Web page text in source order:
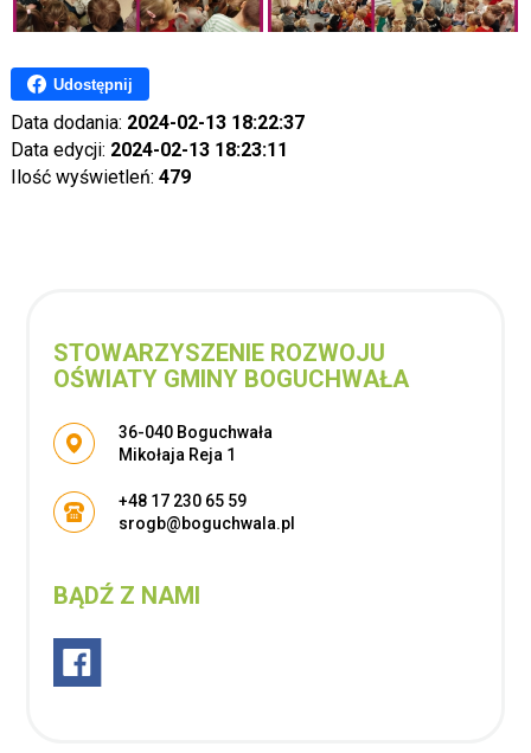
Udostępnij
Data dodania: 2024-02-13 18:22:37
Data edycji: 2024-02-13 18:23:11
Ilość wyświetleń: 479
STOWARZYSZENIE ROZWOJU
OŚWIATY GMINY BOGUCHWAŁA
Adres pocztowy:
36-040 Boguchwała
Mikołaja Reja 1
+48 17 230 65 59
srogb@boguchwala.pl
BĄDŹ Z NAMI